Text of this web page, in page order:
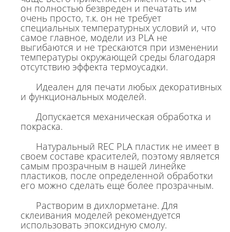
он полностью безвреден и печатать им
очень просто, т.к. он не требует
специальных температурных условий и, что
самое главное, модели из PLA не
выгибаются и не трескаются при изменении
температуры окружающей среды благодаря
отсутствию эффекта термоусадки.
Идеален для печати любых декоративных
и функциональных моделей.
Допускается механическая обработка и
покраска.
Натуральный REC PLA пластик не имеет в
своем составе красителей, поэтому является
самым прозрачным в нашей линейке
пластиков, после определенной обработки
его можно сделать еще более прозрачным.
Растворим в дихлорметане. Для
склеивания моделей рекомендуется
использовать эпоксидную смолу.